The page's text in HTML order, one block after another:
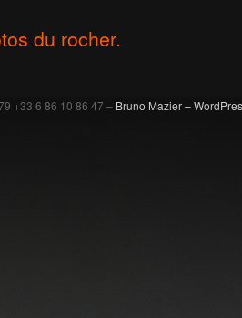
du rocher.
+33 6 86 10 86 47 – Bruno Mazier –